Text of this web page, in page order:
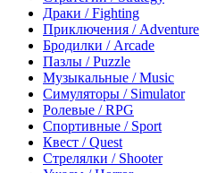
Драки / Fighting
Приключения / Adventure
Бродилки / Arcade
Пазлы / Puzzle
Музыкальные / Music
Симуляторы / Simulator
Ролевые / RPG
Спортивные / Sport
Квест / Quest
Стрелялки / Shooter